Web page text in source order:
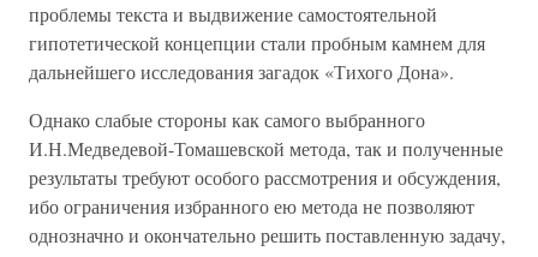
проблемы текста и выдвижение самостоятельной
гипотетической концепции стали пробным камнем для
дальнейшего исследования загадок «Тихого Дона».
Однако слабые стороны как самого выбранного
И.Н.Медведевой-Томашевской метода, так и полученные
результаты требуют особого рассмотрения и обсуждения,
ибо ограничения избранного ею метода не позволяют
однозначно и окончательно решить поставленную задачу,